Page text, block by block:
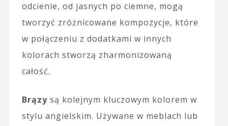
odcienie, od jasnych po ciemne, mogą
tworzyć zróżnicowane kompozycje, które
w połączeniu z dodatkami w innych
kolorach stworzą zharmonizowaną
całość.
Brązysą kolejnym kluczowym kolorem w
stylu angielskim. Używane w meblach lub